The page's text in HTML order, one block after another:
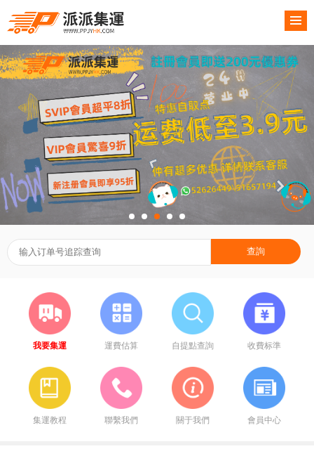
我要集運 運費估算 自提點查詢 收費标準
集運教程 聯繫我們 關于我們 會員中心